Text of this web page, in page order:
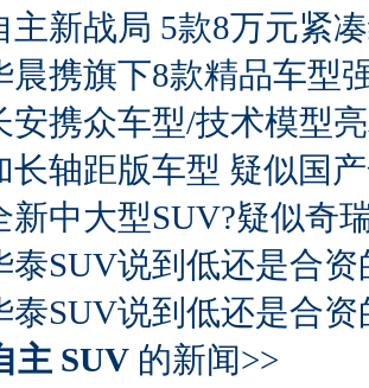
主新战局 5款8万元紧
晨携旗下8款精品车型
安携众车型/技术模型
长轴距版车型 疑似国
新中大型SUV?疑似奇
泰SUV说到低还是合
泰SUV说到低还是合
主 SUV 的新闻>>